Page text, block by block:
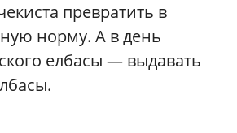
превратить в
норму. А в день
елбасы — выдавать